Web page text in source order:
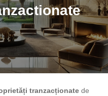
tranzacționate de